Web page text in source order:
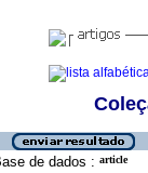
de dados : article